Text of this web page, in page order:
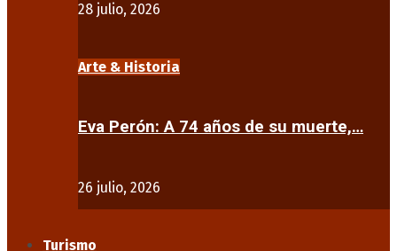
28 julio, 2026
Arte & Historia
Eva Perón: A 74 años de su muerte,…
26 julio, 2026
Turismo